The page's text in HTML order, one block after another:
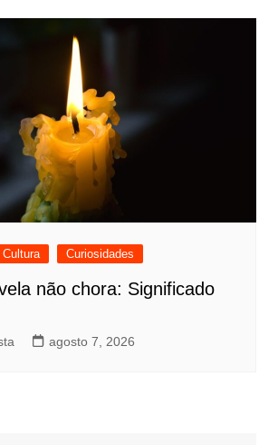
Cultura Curiosidades
não chora: Significado
agosto 7, 2026